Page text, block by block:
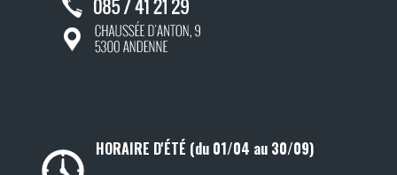
HORAIRE D'ÉTÉ (du 01/04 au 30/09)